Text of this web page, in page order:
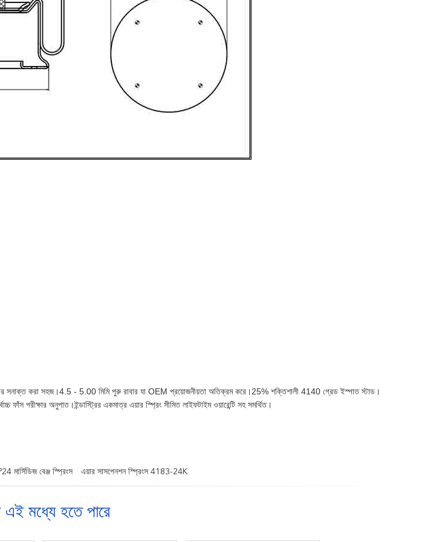
সনাক্ত করা সহজ।4.5 - 5.00 মিমি পুরু রাবার যা OEM প্রয়োজনীয়তা অতিক্রম করে।25% শক্তিশালী 4140 গ্রেড ইস্পাত স্টাড।
ফাঁস পরীক্ষার অনুপাত।ইন্ডাস্ট্রির একমাত্র এয়ার স্প্রিং সীমিত লাইফটাইম ওয়ারেন্টি সহ সমর্থিত।
মার্সিডিজ বেঞ্জ স্প্রিংস এয়ার সাসপেনশন স্প্রিংস 4183-24K
মধ্যে হতে পারে